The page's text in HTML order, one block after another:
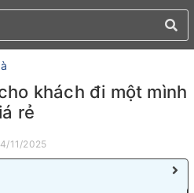
khách đi một mình
rẻ
11/2025